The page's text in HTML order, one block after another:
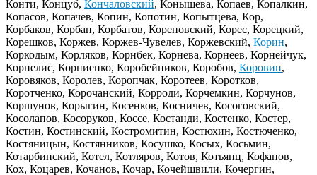
Конти, Концуб, Кончаловский, Конышева, Копаев, Копалкин,
Копасов, Копачев, Копин, Копотин, Копытцева, Кор,
Корбаков, Корбан, Корбатов, Кореновский, Корес, Корецкий,
Корешков, Коржев, Коржев-Чувелев, Коржевский, Корин,
Коркодым, Корляков, Корнбек, Корнева, Корнеев, Корнейчук,
Корнелис, Корниенко, Коробейников, Коробов, Коровин,
Коровяков, Королев, Коропчак, Коротеев, Коротков,
Коротченко, Корочанский, Корроди, Корчемкин, Корчунов,
Коршунов, Корыгин, Косенков, Косничев, Косоговский,
Косолапов, Косоруков, Коссе, Костанди, Костенко, Костер,
Костин, Костинский, Костромитин, Костюхин, Костюченко,
Костяницын, Костянников, Косушко, Косых, Косьмин,
Котарбинский, Котел, Котляров, Котов, Котьянц, Кофанов,
Кох, Коцарев, Кочанов, Кочар, Кочейшвили, Кочергин,